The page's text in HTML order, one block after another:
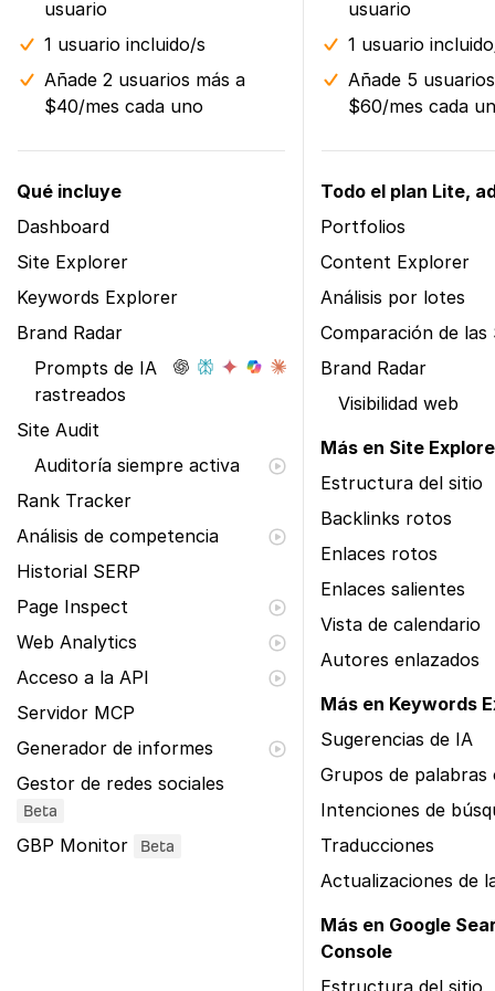
usuario
1 usuario incluido/s
Añade 2 usuarios más a
$40/mes cada uno
usuario
1 usuario
Añade 5
$60/mes cada
Qué incluye
Dashboard
Site Explorer
Keywords Explorer
Brand Radar
Prompts de IA
rastreados
Site Audit
Auditoría siempre activa
Rank Tracker
Análisis de competencia
Historial SERP
Page Inspect
Web Analytics
Acceso a la API
Servidor MCP
Generador de informes
Gestor de redes sociales
Beta
GBP Monitor Beta
Todo el plan Lite,
Portfolios
Content Explorer
Análisis por lotes
Comparación de las
Brand Radar
Visibilidad web
Más en Site
Estructura del sitio
Backlinks rotos
Enlaces rotos
Enlaces salientes
Vista de calendario
Autores enlazados
Más en Keywords
Sugerencias de IA
Grupos de palabras
Intenciones de
Traducciones
Actualizaciones de
Más en Google
Console
Estructura del sitio